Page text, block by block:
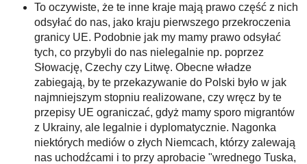
To oczywiste, że te inne kraje mają prawo część z nich
odsyłać do nas, jako kraju pierwszego przekroczenia
granicy UE. Podobnie jak my mamy prawo odsyłać
tych, co przybyli do nas nielegalnie np. poprzez
Słowację, Czechy czy Litwę. Obecne władze
zabiegają, by te przekazywanie do Polski było w jak
najmniejszym stopniu realizowane, czy wręcz by te
przepisy UE ograniczać, gdyż mamy sporo migrantów
z Ukrainy, ale legalnie i dyplomatycznie. Nagonka
niektórych mediów o złych Niemcach, którzy zalewają
nas uchodźcami i to przy aprobacie "wrednego Tuska,